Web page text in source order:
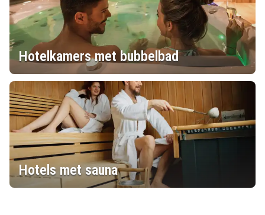
Hotelkamers met bubbelbad
Hotels met sauna